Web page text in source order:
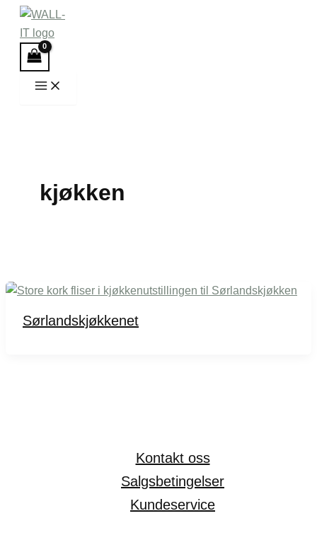
Hopp
innholdet
kjøkken
Sørlandskjøkkenet
Kontakt oss
Salgsbetingelser
Kundeservice